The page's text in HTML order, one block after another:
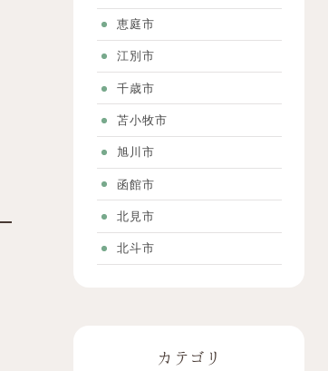
恵庭市
江別市
千歳市
苫小牧市
旭川市
函館市
北見市
北斗市
カテゴリ